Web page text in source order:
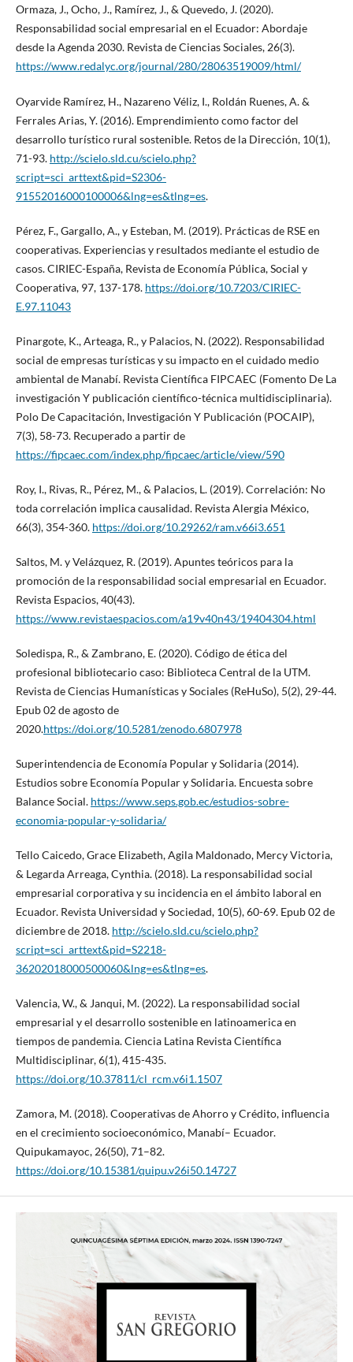
Ormaza, J., Ocho, J., Ramírez, J., & Quevedo, J. (2020).
Responsabilidad social empresarial en el Ecuador: Abordaje
desde la Agenda 2030. Revista de Ciencias Sociales, 26(3).
https://www.redalyc.org/journal/280/28063519009/html/
Oyarvide Ramírez, H., Nazareno Véliz, I., Roldán Ruenes, A. &
Ferrales Arias, Y. (2016). Emprendimiento como factor del
desarrollo turístico rural sostenible. Retos de la Dirección, 10(1),
71-93. http://scielo.sld.cu/scielo.php?
script=sci_arttext&pid=S2306-
91552016000100006&lng=es&tlng=es.
Pérez, F., Gargallo, A., y Esteban, M. (2019). Prácticas de RSE en
cooperativas. Experiencias y resultados mediante el estudio de
casos. CIRIEC-España, Revista de Economía Pública, Social y
Cooperativa, 97, 137-178. https://doi.org/10.7203/CIRIEC-
E.97.11043
Pinargote, K., Arteaga, R., y Palacios, N. (2022). Responsabilidad
social de empresas turísticas y su impacto en el cuidado medio
ambiental de Manabí. Revista Científica FIPCAEC (Fomento De La
investigación Y publicación científico-técnica multidisciplinaria).
Polo De Capacitación, Investigación Y Publicación (POCAIP),
7(3), 58-73. Recuperado a partir de
https://fipcaec.com/index.php/fipcaec/article/view/590
Roy, I., Rivas, R., Pérez, M., & Palacios, L. (2019). Correlación: No
toda correlación implica causalidad. Revista Alergia México,
66(3), 354-360. https://doi.org/10.29262/ram.v66i3.651
Saltos, M. y Velázquez, R. (2019). Apuntes teóricos para la
promoción de la responsabilidad social empresarial en Ecuador.
Revista Espacios, 40(43).
https://www.revistaespacios.com/a19v40n43/19404304.html
Soledispa, R., & Zambrano, E. (2020). Código de ética del
profesional bibliotecario caso: Biblioteca Central de la UTM.
Revista de Ciencias Humanísticas y Sociales (ReHuSo), 5(2), 29-44.
Epub 02 de agosto de
2020.https://doi.org/10.5281/zenodo.6807978
Superintendencia de Economía Popular y Solidaria (2014).
Estudios sobre Economía Popular y Solidaria. Encuesta sobre
Balance Social. https://www.seps.gob.ec/estudios-sobre-
economia-popular-y-solidaria/
Tello Caicedo, Grace Elizabeth, Agila Maldonado, Mercy Victoria,
& Legarda Arreaga, Cynthia. (2018). La responsabilidad social
empresarial corporativa y su incidencia en el ámbito laboral en
Ecuador. Revista Universidad y Sociedad, 10(5), 60-69. Epub 02 de
diciembre de 2018. http://scielo.sld.cu/scielo.php?
script=sci_arttext&pid=S2218-
36202018000500060&lng=es&tlng=es.
Valencia, W., & Janqui, M. (2022). La responsabilidad social
empresarial y el desarrollo sostenible en latinoamerica en
tiempos de pandemia. Ciencia Latina Revista Científica
Multidisciplinar, 6(1), 415-435.
https://doi.org/10.37811/cl_rcm.v6i1.1507
Zamora, M. (2018). Cooperativas de Ahorro y Crédito, influencia
en el crecimiento socioeconómico, Manabí– Ecuador.
Quipukamayoc, 26(50), 71–82.
https://doi.org/10.15381/quipu.v26i50.14727